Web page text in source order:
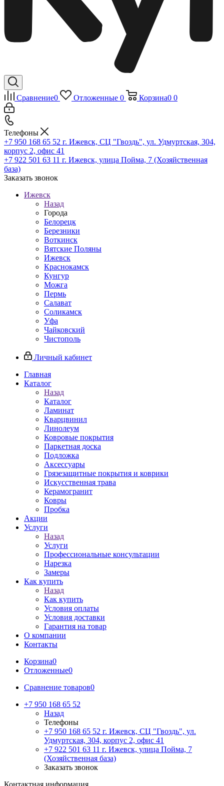
Сравнение0 Отложенные 0 Корзина0 0
Телефоны
+7 950 168 65 52 г. Ижевск, СЦ "Гвоздь", ул. Удмуртская, 304,
корпус 2, офис 41
+7 922 501 63 11 г. Ижевск, улица Пойма, 7 (Хозяйственная
база)
Заказать звонок
Ижевск
Назад
Города
Белорецк
Березники
Воткинск
Вятские Поляны
Ижевск
Краснокамск
Кунгур
Можга
Пермь
Салават
Соликамск
Уфа
Чайковский
Чистополь
Личный кабинет
Главная
Каталог
Назад
Каталог
Ламинат
Кварцвинил
Линолеум
Ковровые покрытия
Паркетная доска
Подложка
Аксессуары
Грязезащитные покрытия и коврики
Искусственная трава
Керамогранит
Ковры
Пробка
Акции
Услуги
Назад
Услуги
Профессиональные консультации
Нарезка
Замеры
Как купить
Назад
Как купить
Условия оплаты
Условия доставки
Гарантия на товар
О компании
Контакты
Корзина0
Отложенные0
Сравнение товаров0
+7 950 168 65 52
Назад
Телефоны
+7 950 168 65 52 г. Ижевск, СЦ "Гвоздь", ул.
Удмуртская, 304, корпус 2, офис 41
+7 922 501 63 11 г. Ижевск, улица Пойма, 7
(Хозяйственная база)
Заказать звонок
Контактная информация